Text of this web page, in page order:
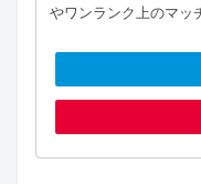
やワンランク上のマッ